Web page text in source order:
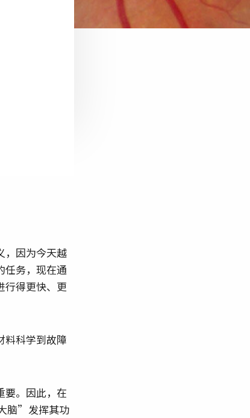
，因为今天越
任务，现在通
行得更快、更
料科学到故障
要。因此，在
脑”发挥其功